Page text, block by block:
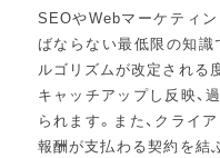
SEOやWebマーケティ
ばならない最低限の知
ルゴリズムが改定される
キャッチアップし反映、
られます。また、クライ
報酬が支払わる契約を結